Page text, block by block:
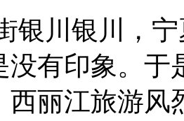
银川银川，
没有印象。于
西丽江旅游